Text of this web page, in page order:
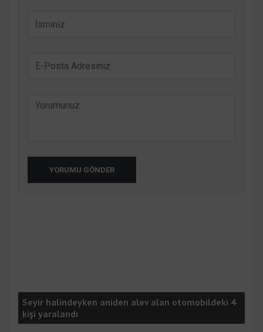
YORUMU GÖNDER
Seyir halindeyken aniden alev alan otomobildeki 4
kişi yaralandı